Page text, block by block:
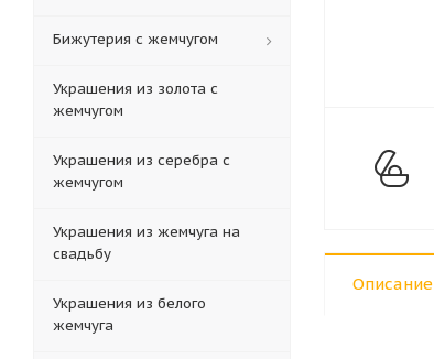
Описание
Бижутерия с жемчугом
Украшения из золота с
жемчугом
Украшения из серебра с
жемчугом
Украшения из жемчуга на
свадьбу
Украшения из белого
жемчуга